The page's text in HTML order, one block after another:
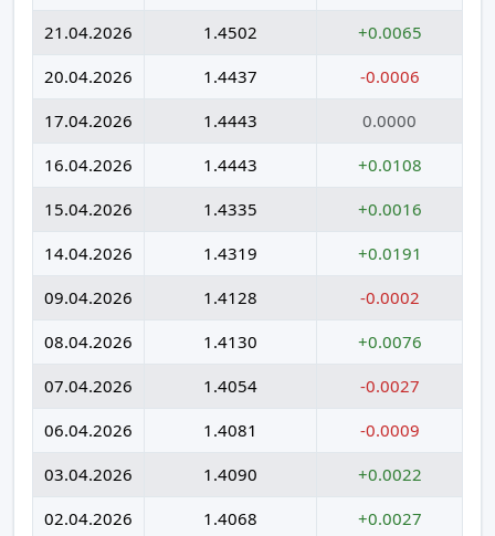
21.04.2026
1.4502
+0.0065
20.04.2026
1.4437
-0.0006
17.04.2026
1.4443
0.0000
16.04.2026
1.4443
+0.0108
15.04.2026
1.4335
+0.0016
14.04.2026
1.4319
+0.0191
09.04.2026
1.4128
-0.0002
08.04.2026
1.4130
+0.0076
07.04.2026
1.4054
-0.0027
06.04.2026
1.4081
-0.0009
03.04.2026
1.4090
+0.0022
02.04.2026
1.4068 +0.0027